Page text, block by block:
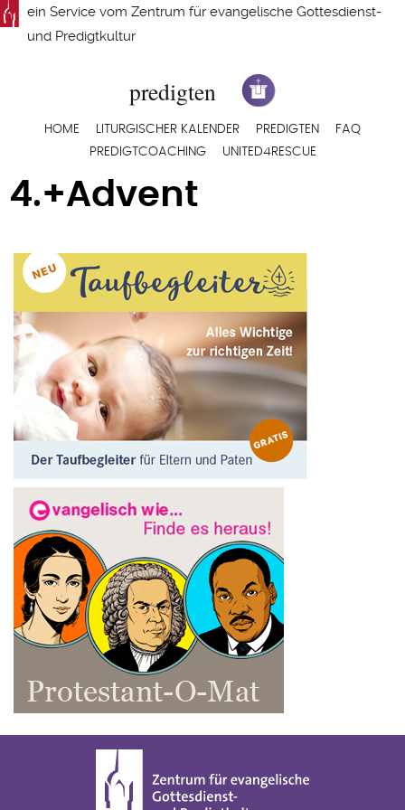
Direkt
zum
ein Service vom Zentrum für evangelische Gottesdienst-
und Predigtkultur
Hauptnavigation
HOME LITURGISCHER KALENDER PREDIGTEN
FAQ
PREDIGTCOACHING
UNITED4RESCUE
4.+Advent